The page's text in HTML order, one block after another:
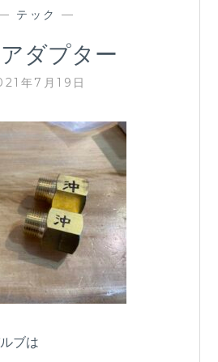
テック —
ダプター
年7月19日
ブは